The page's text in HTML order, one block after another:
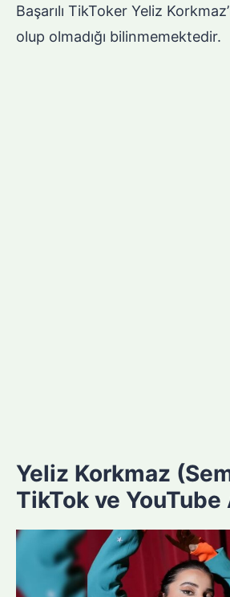
Başarılı TikToker Yeliz
olup olmadığı bilinmemektedir.
Yeliz Korkmaz
TikTok ve YouTube